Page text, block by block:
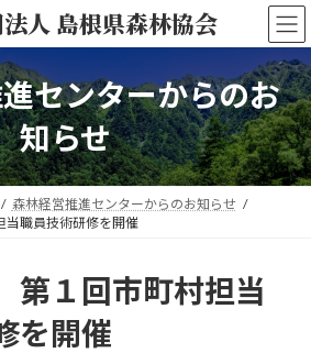
人 島根県森林協会
センターからのお
知らせ
森林経営推進センターからのお知らせ
職員技術研修を開催
１回市町村担当
を開催